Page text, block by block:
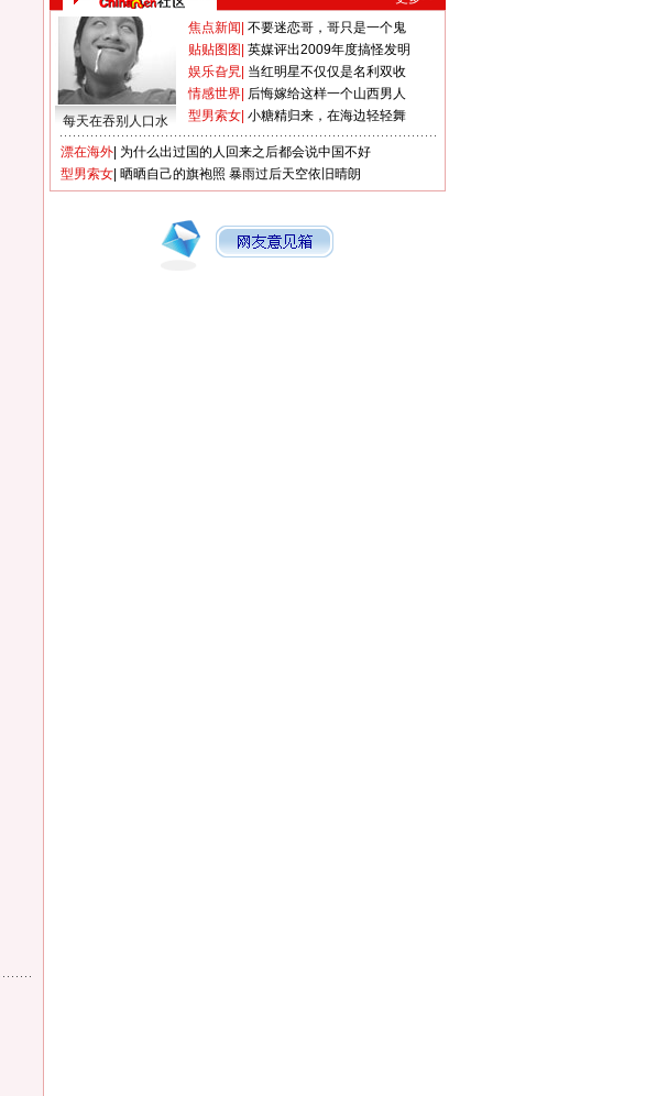
每天在吞别人口水
焦点新闻 不要迷恋哥，哥只是一个鬼
贴贴图图 英媒评出2009年度搞怪发明
娱乐旮旯 当红明星不仅仅是名利双收
情感世界 后悔嫁给这样一个山西男人
型男索女 小糖精归来，在海边轻轻舞
漂在海外 为什么出过国的人回来之后都会说中国不好
型男索女 晒晒自己的旗袍照 暴雨过后天空依旧晴朗